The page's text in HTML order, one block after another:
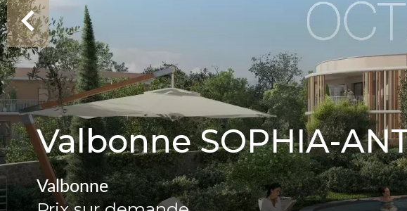
Valbonne SOPHIA-
Valbonne